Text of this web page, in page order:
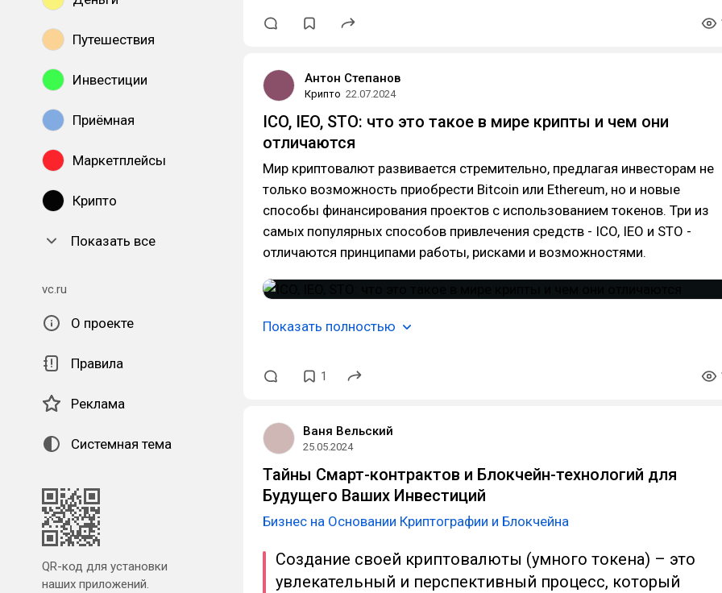
Путешествия
Инвестиции
Приёмная
Маркетплейсы
Крипто
Показать все
vc.ru
О проекте
Правила
Реклама
Системная тема
QR-код для установки
наших приложений.
Антон Степанов
Крипто 22.07.2024
ICO, IEO, STO: что это такое в мире крипты и чем они
отличаются
Мир криптовалют развивается стремительно, предлагая инвесторам не
только возможность приобрести Bitcoin или Ethereum, но и новые
способы финансирования проектов с использованием токенов. Три из
самых популярных способов привлечения средств - ICO, IEO и STO -
отличаются принципами работы, рисками и возможностями.
Показать полностью
1
Ваня Вельский
25.05.2024
Тайны Смарт-контрактов и Блокчейн-технологий для
Будущего Ваших Инвестиций
Бизнес на Основании Криптографии и Блокчейна
Создание своей криптовалюты (умного токена) – это
увлекательный и перспективный процесс, который